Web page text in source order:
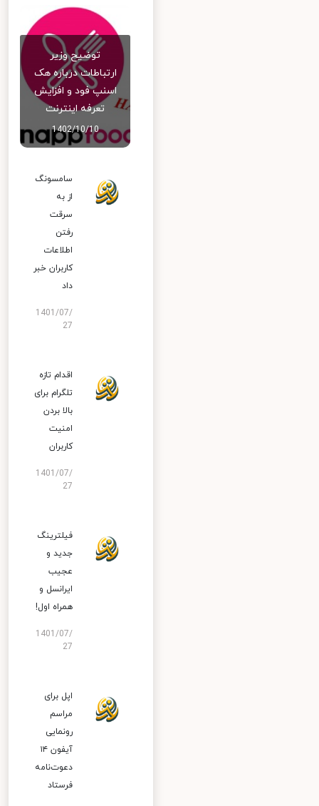
توضیح وزیر
ارتباطات درباره هک
اسنپ‌ فود و افزایش
تعرفه اینترنت
1402/10/10
سامسونگ
از به
سرقت
رفتن
اطلاعات
کاربران خبر
داد
1401/07/
27
اقدام تازه
تلگرام برای
بالا بردن
امنیت
کاربران
1401/07/
27
فیلترینگ
جدید و
عجیب
ایرانسل و
همراه اول!
1401/07/
27
اپل برای
مراسم
رونمایی
آیفون ۱۴
دعوت‌نامه
فرستاد